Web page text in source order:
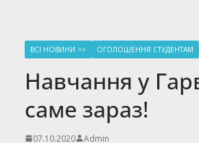
ВСІ НОВИНИ >> ОГОЛОШЕННЯ СТУДЕНТАМ
Навчання у
саме зараз!
07.10.2020 Admin